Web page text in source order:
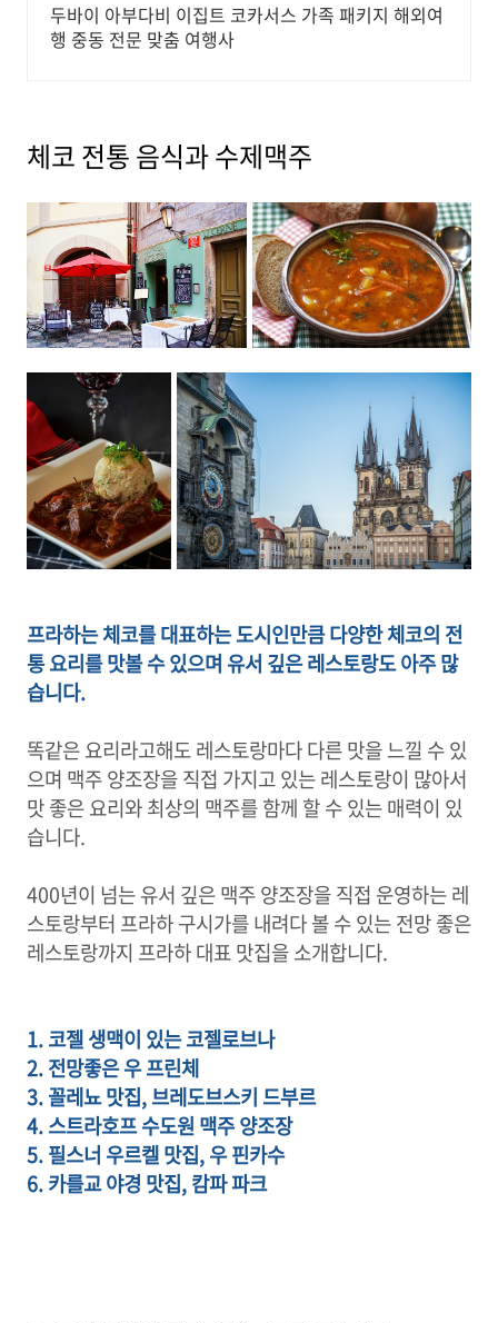
두바이 아부다비 이집트 코카서스 가족 패키지 해외여
행 중동 전문 맞춤 여행사
체코 전통 음식과 수제맥주
프라하는 체코를 대표하는 도시인만큼 다양한 체코의 전
통 요리를 맛볼 수 있으며 유서 깊은 레스토랑도 아주 많
습니다.
똑같은 요리라고해도 레스토랑마다 다른 맛을 느낄 수 있
으며 맥주 양조장을 직접 가지고 있는 레스토랑이 많아서
맛 좋은 요리와 최상의 맥주를 함께 할 수 있는 매력이 있
습니다.
400년이 넘는 유서 깊은 맥주 양조장을 직접 운영하는 레
스토랑부터 프라하 구시가를 내려다 볼 수 있는 전망 좋은
레스토랑까지 프라하 대표 맛집을 소개합니다.
1. 코젤 생맥이 있는 코젤로브나
2. 전망좋은 우 프린체
3. 꼴레뇨 맛집, 브레도브스키 드부르
4. 스트라호프 수도원 맥주 양조장
5. 필스너 우르켈 맛집, 우 핀카수
6. 카를교 야경 맛집, 캄파 파크